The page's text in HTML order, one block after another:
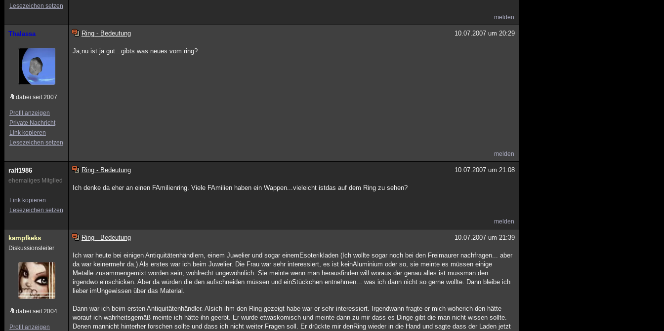
Lesezeichen setzen
melden
Thalassa
dabei seit 2007
Profil anzeigen
Private Nachricht
Link kopieren
Lesezeichen setzen
Ring - Bedeutung 10.07.2007 um 20:29
Ja,nu ist ja gut...gibts was neues vom ring?
melden
ralf1986
ehemaliges Mitglied
Link kopieren
Lesezeichen setzen
Ring - Bedeutung 10.07.2007 um 21:08
Ich denke da eher an einen FAmilienring. Viele FAmilien haben ein Wappen...vieleicht istdas auf dem Ring zu sehen?
melden
kampfkeks
Diskussionsleiter
dabei seit 2004
Profil anzeigen
Ring - Bedeutung 10.07.2007 um 21:39
Ich war heute bei einigen Antiquitätenhändlern, einem Juwelier und sogar einemEsoterikladen (Ich wollte sogar noch bei den Freimaurer nachfragen... aber
da war keinermehr da.) Als erstes war ich beim Juwelier. Die Frau war sehr interessiert, es ist keinAluminium oder so, sie meinte es müssen einige
Metalle zusammengemixt worden sein, wohlrecht ungewöhnlich. Sie meinte wenn man herausfinden will woraus der genau alles ist mussman den
irgendwo einschicken. Aber da würden die den aufschneiden müssen und einStückchen entnehmen... was ich dann nicht so gerne wollte. Dann bleibe ich
lieber imUngewissen über das Material.
Dann war ich beim ersten Antiquitätenhändler. Alsich ihm den Ring gezeigt habe war er sehr interessiert. Irgendwann fragte er mich woherich den hätte
worauf ich wahrheitsgemäß meinte ich hätte ihn geerbt. Er wurde etwaskomisch und meinte dann zu mir dass es Dinge gibt die man nicht wissen sollte.
Denen mannicht hinterher forschen sollte und dass ich nicht weiter Fragen soll. Er drückte mir denRing wieder in die Hand und sagte dass der Laden jetzt